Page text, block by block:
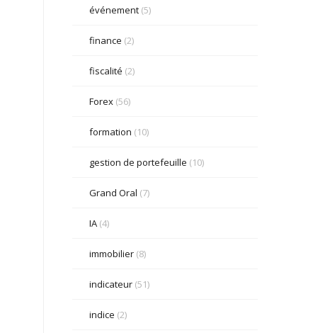
événement(5)
finance (2)
fiscalité (2)
Forex(56)
formation (10)
gestion de portefeuille (10)
Grand Oral (7)
IA(4)
immobilier(8)
indicateur(51)
indice (2)